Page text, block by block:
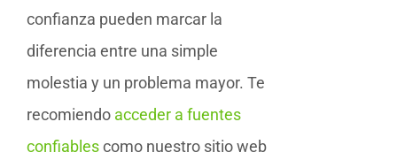
confianza pueden marcar la
diferencia entre una simple
molestia y un problema mayor. Te
recomiendo acceder a fuentes
confiablescomo nuestro sitio web